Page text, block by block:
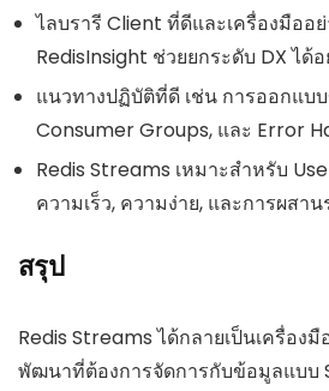
ไลบรารี Client ที่ดีและเครื่องมืออ
RedisInsight ช่วยยกระดับ DX ได้
แนวทางปฏิบัติที่ดี เช่น การออกแบ
Consumer Groups, และ Error
Redis Streams เหมาะสำหรับ
ความเร็ว, ความง่าย, และการผสา
สรุป
Redis Streams ได้กลายเป็นเครื่อง
พัฒนาที่ต้องการจัดการกับข้อมูลแบบ